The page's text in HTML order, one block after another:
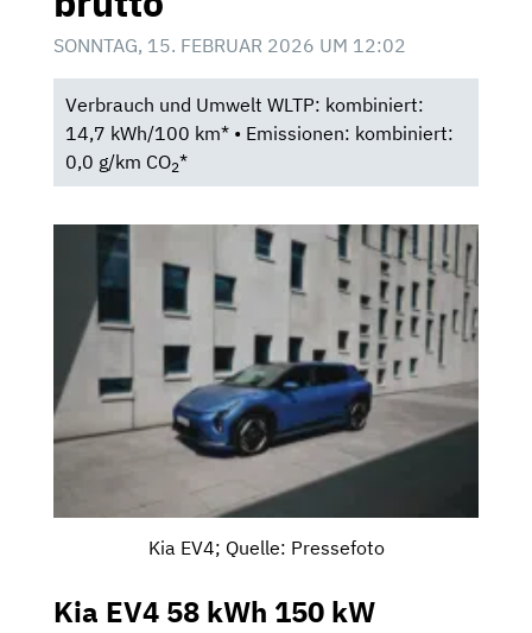
SONNTAG, 15. FEBRUAR 2026 UM 12:02
Verbrauch und Umwelt WLTP: kombiniert:
14,7 kWh/100 km* • Emissionen: kombiniert:
0,0 g/km CO2*
Kia EV4; Quelle: Pressefoto
Kia EV4 58 kWh 150 kW